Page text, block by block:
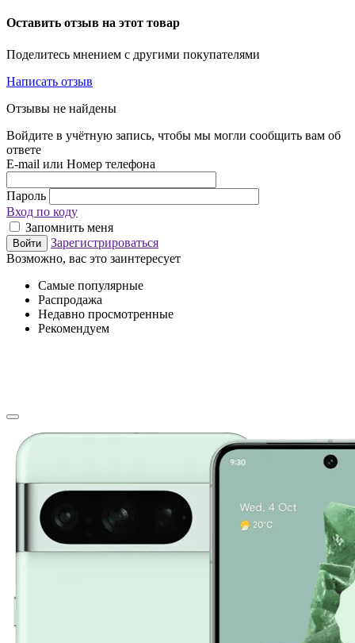
Оставить отзыв на этот товар
Поделитесь мнением с другими покупателями
Написать отзыв
Отзывы не найдены
Войдите в учётную запись, чтобы мы могли сообщить вам об
ответе
E-mail или Номер телефона
Пароль
Вход по коду
Запомнить меня
Войти
Зарегистрироваться
Возможно, вас это заинтересует
Самые популярные
Распродажа
Недавно просмотренные
Рекомендуем